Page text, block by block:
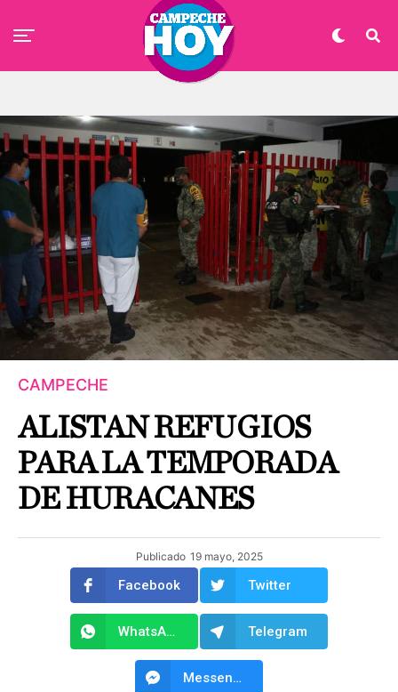
CAMPECHE
ALISTAN REFUGIOS
PARA LA TEMPORADA
DE HURACANES
Publicado 19 mayo, 2025
Facebook Twitter
WhatsApp Telegram
Messenger